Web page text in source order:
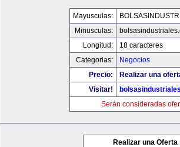
Mayusculas:
Minusculas:
Longitud:
18 caracteres
Categorias:
Negocios
Precio:
Realizar una
Visitar!
Serán consideradas
Realizar una Oferta